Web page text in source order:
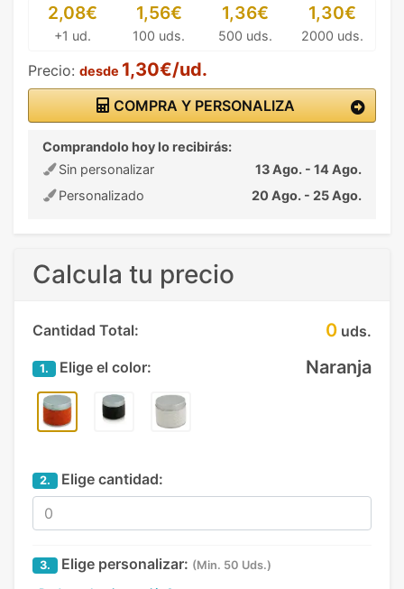
2,08€
+1 ud.
1,56€
100 uds.
1,36€
500 uds.
1,30€
2000 uds.
Precio: desde 1,30€/ud.
COMPRA Y PERSONALIZA
Comprandolo hoy lo recibirás:
Sin personalizar
13 Ago. - 14 Ago.
Personalizado
20 Ago. - 25 Ago.
Calcula tu precio
Cantidad Total: 0 uds.
1. Elige el color: Naranja
2. Elige cantidad:
3. Elige personalizar: (Min. 50 Uds.)